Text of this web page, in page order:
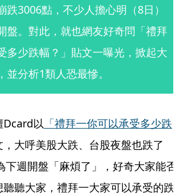
跌3006點，不少人擔心明（8日）
盤。對此，就也網友好奇問「禮拜
多少跌幅？」貼文一曝光，掀起大
並分析1類人恐最慘。
Dcard以 「禮拜一你可以承受多少跌
大呼美股大跌、台股夜盤也跌了
下週開盤「麻煩了」，好奇大家能否
聽大家，禮拜一大家可以承受的跌